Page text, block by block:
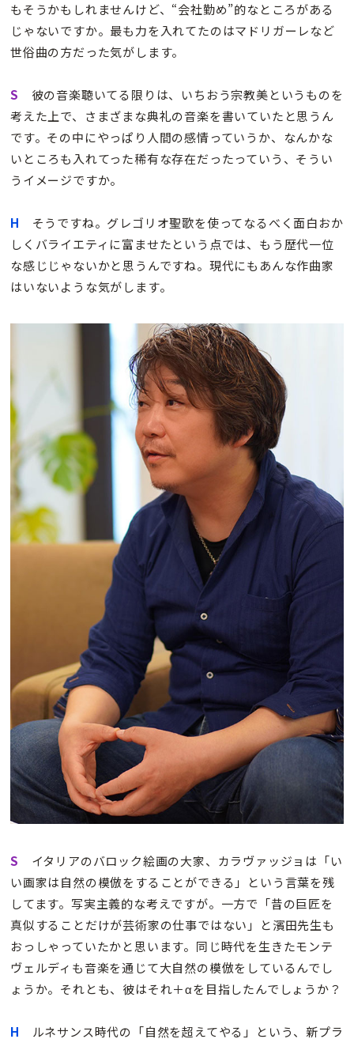
もそうかもしれませんけど、“会社勤め”的なところがある
じゃないですか。最も力を入れてたのはマドリガーレなど
世俗曲の方だった気がします。
S 彼の音楽聴いてる限りは、いちおう宗教美というものを
考えた上で、さまざまな典礼の音楽を書いていたと思うん
です。その中にやっぱり人間の感情っていうか、なんかな
いところも入れてった稀有な存在だったっていう、そうい
うイメージですか。
H そうですね。グレゴリオ聖歌を使ってなるべく面白おか
しくバライエティに富ませたという点では、もう歴代一位
な感じじゃないかと思うんですね。現代にもあんな作曲家
はいないような気がします。
S イタリアのバロック絵画の大家、カラヴァッジョは「い
い画家は自然の模倣をすることができる」という言葉を残
してます。写実主義的な考えですが。一方で「昔の巨匠を
真似することだけが芸術家の仕事ではない」と濱田先生も
おっしゃっていたかと思います。同じ時代を生きたモンテ
ヴェルディも音楽を通じて大自然の模倣をしているんでし
ょうか。それとも、彼はそれ＋αを目指したんでしょうか？
H ルネサンス時代の「自然を超えてやる」という、新プラ